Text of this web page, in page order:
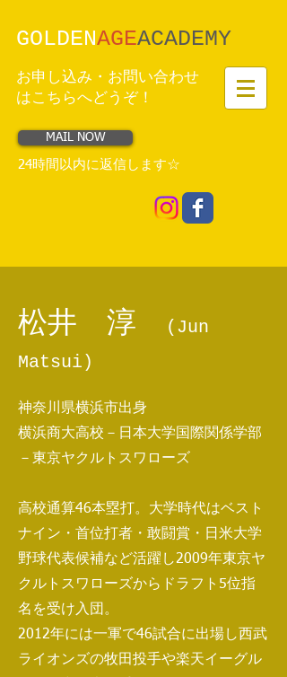
GOLDENAGE​ACADEMY
お申し込み・お問い合わせ
はこちらへどうぞ！
MAIL NOW
24時間以内に返信します☆
松井 淳
(Jun
Matsui)
神奈川県横浜市出身
横浜商大高校－日本大学国際関係学部
－東京ヤクルトスワローズ
高校通算46本塁打。大学時代はベスト
ナイン・首位打者・敢闘賞・日米大学
野球代表候補など活躍し2009年東京ヤ
クルトスワローズからドラフト5位指
名を受け入団。
​2012年には一軍で46試合に出場し西武
ライオンズの牧田投手や楽天イーグル